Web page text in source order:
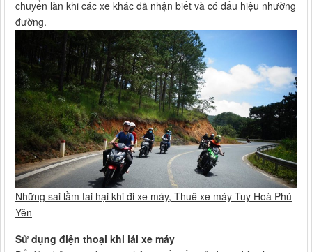
chuyển làn khi các xe khác đã nhận biết và có dấu hiệu nhường
đường.
Những sai lầm tai hại khi đi xe máy, Thuê xe máy Tuy Hoà Phú
Yên
Sử dụng điện thoại khi lái xe máy